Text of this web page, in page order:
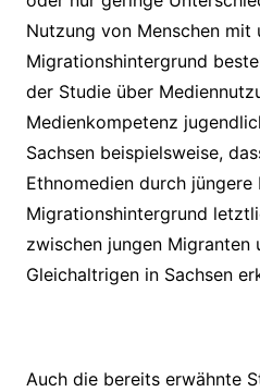
Nutzung von Menschen mit
Migrationshintergrund
der Studie über
Medienkompetenz
Sachsen beispielsweise,
Ethnomedien durch jüngere
Migrationshintergrund
zwischen jungen Migranten
Gleichaltrigen in Sachsen
Auch die bereits erwähnte